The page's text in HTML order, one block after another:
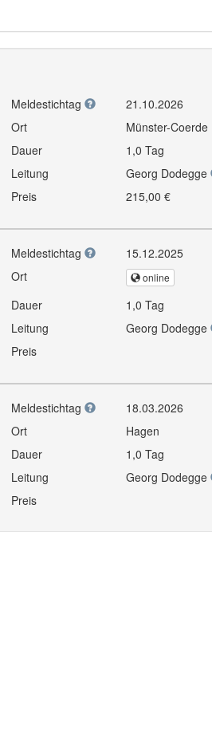
Meldestichtag
21.10.2026
Ort
Münster-Coerde
Dauer
1,0 Tag
Leitung
Georg Dodegge
Preis
215,00 €
Meldestichtag
15.12.2025
Ort
online
Dauer
1,0 Tag
Leitung
Georg Dodegge
Preis
Meldestichtag
18.03.2026
Ort
Hagen
Dauer
1,0 Tag
Leitung
Georg Dodegge
Preis